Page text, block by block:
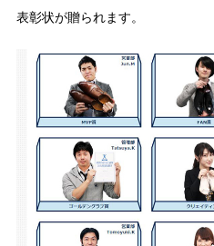
表彰状が贈られます。